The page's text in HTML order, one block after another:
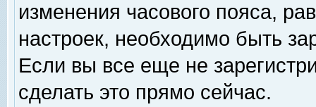
изменения часового пояса,
настроек, необходимо быть
Если вы все еще не
сделать это прямо сейчас.